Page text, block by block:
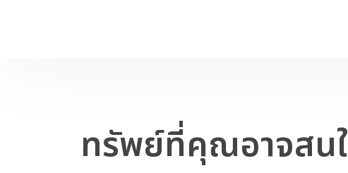
ทรัพย์ที่คุณอาจสน